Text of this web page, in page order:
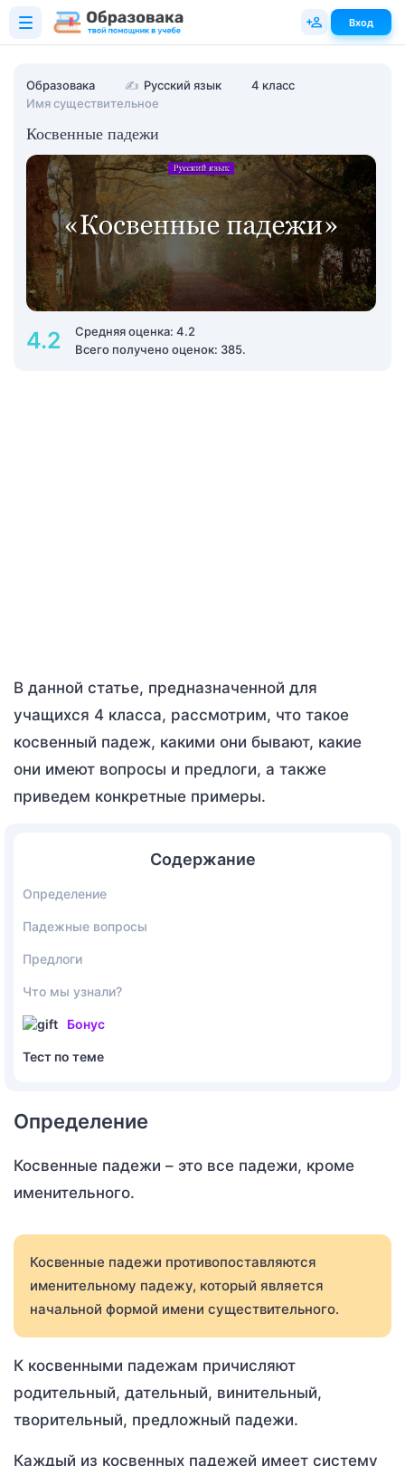
Образовака ✍ Русский язык
4 класс
Имя существительное
Косвенные падежи
4.2
Средняя оценка: 4.2
Всего получено оценок: 385.
В данной статье, предназначенной для
учащихся 4 класса, рассмотрим, что такое
косвенный падеж, какими они бывают, какие
они имеют вопросы и предлоги, а также
приведем конкретные примеры.
Содержание
Определение
Падежные вопросы
Предлоги
Что мы узнали?
Бонус
Тест по теме
Определение
Косвенные падежи – это все падежи, кроме
именительного.
Косвенные падежи противопоставляются
именительному падежу, который является
начальной формой имени существительного.
К косвенными падежам причисляют
родительный, дательный, винительный,
творительный, предложный падежи.
Каждый из косвенных падежей имеет систему
Вход